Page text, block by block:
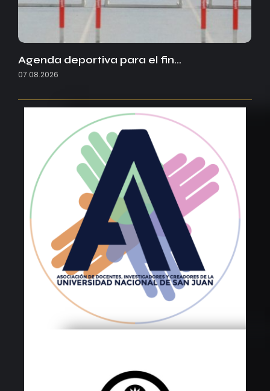
Agenda deportiva para el fin…
07.08.2026